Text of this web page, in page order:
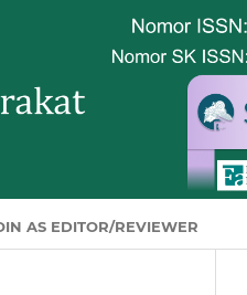
AS EDITOR/REVIEWER